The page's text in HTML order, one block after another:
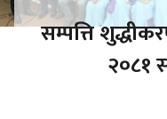
सम्पत्ति
२०८१